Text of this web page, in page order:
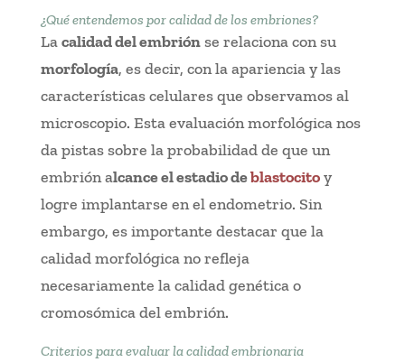
¿Qué entendemos por calidad de los embriones?
Lacalidad del embriónse relaciona con su
morfología, es decir, con la apariencia y las
características celulares que observamos al
microscopio. Esta evaluación morfológica nos
da pistas sobre la probabilidad de que un
embrión alcance el estadio deblastocitoy
logre implantarse en el endometrio. Sin
embargo, es importante destacar que la
calidad morfológica no refleja
necesariamente la calidad genética o
cromosómica del embrión.
Criterios para evaluar la calidad embrionaria